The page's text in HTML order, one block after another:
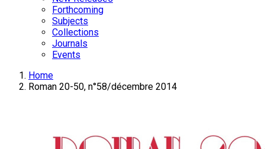
Forthcoming
Subjects
Collections
Journals
Events
Home
Roman 20-50, n°58/décembre 2014